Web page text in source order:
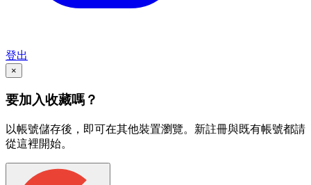
登出
×
要加入收藏嗎？
以帳號儲存後，即可在其他裝置瀏覽。新註冊與既有帳號都請
從這裡開始。